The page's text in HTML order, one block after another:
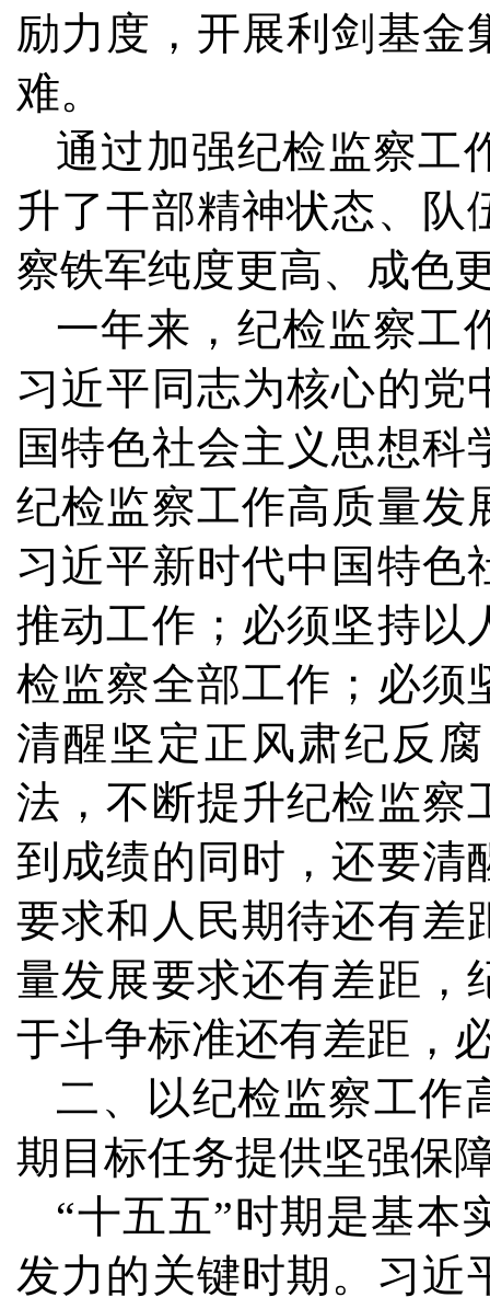
励力度，开展利剑基金
难。
通过加强纪检监察工
升了干部精神状态、队
察铁军纯度更高、成色
一年来，纪检监察工
习近平同志为核心的党
国特色社会主义思想
纪检监察工作高质量发
习近平新时代中国特色
推动工作；必须坚持以
检监察全部工作；必须
清醒坚定正风肃纪反
法，不断提升纪检监察
到成绩的同时，还要清
要求和人民期待还有差
量发展要求还有差距，
于斗争标准还有差距，
二、以纪检监察工作
期目标任务提供坚强保
“十五五”时期是基本
发力的关键时期。习近